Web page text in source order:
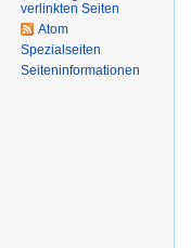
verlinkten Seiten
Atom
Spezialseiten
Seiten­informationen